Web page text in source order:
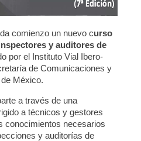
comienzo un nuevo curso
y auditores de
por el Instituto Vial Ibero-
de Comunicaciones y
México.
a través de una
a técnicos y gestores
conocimientos necesarios
y auditorías de